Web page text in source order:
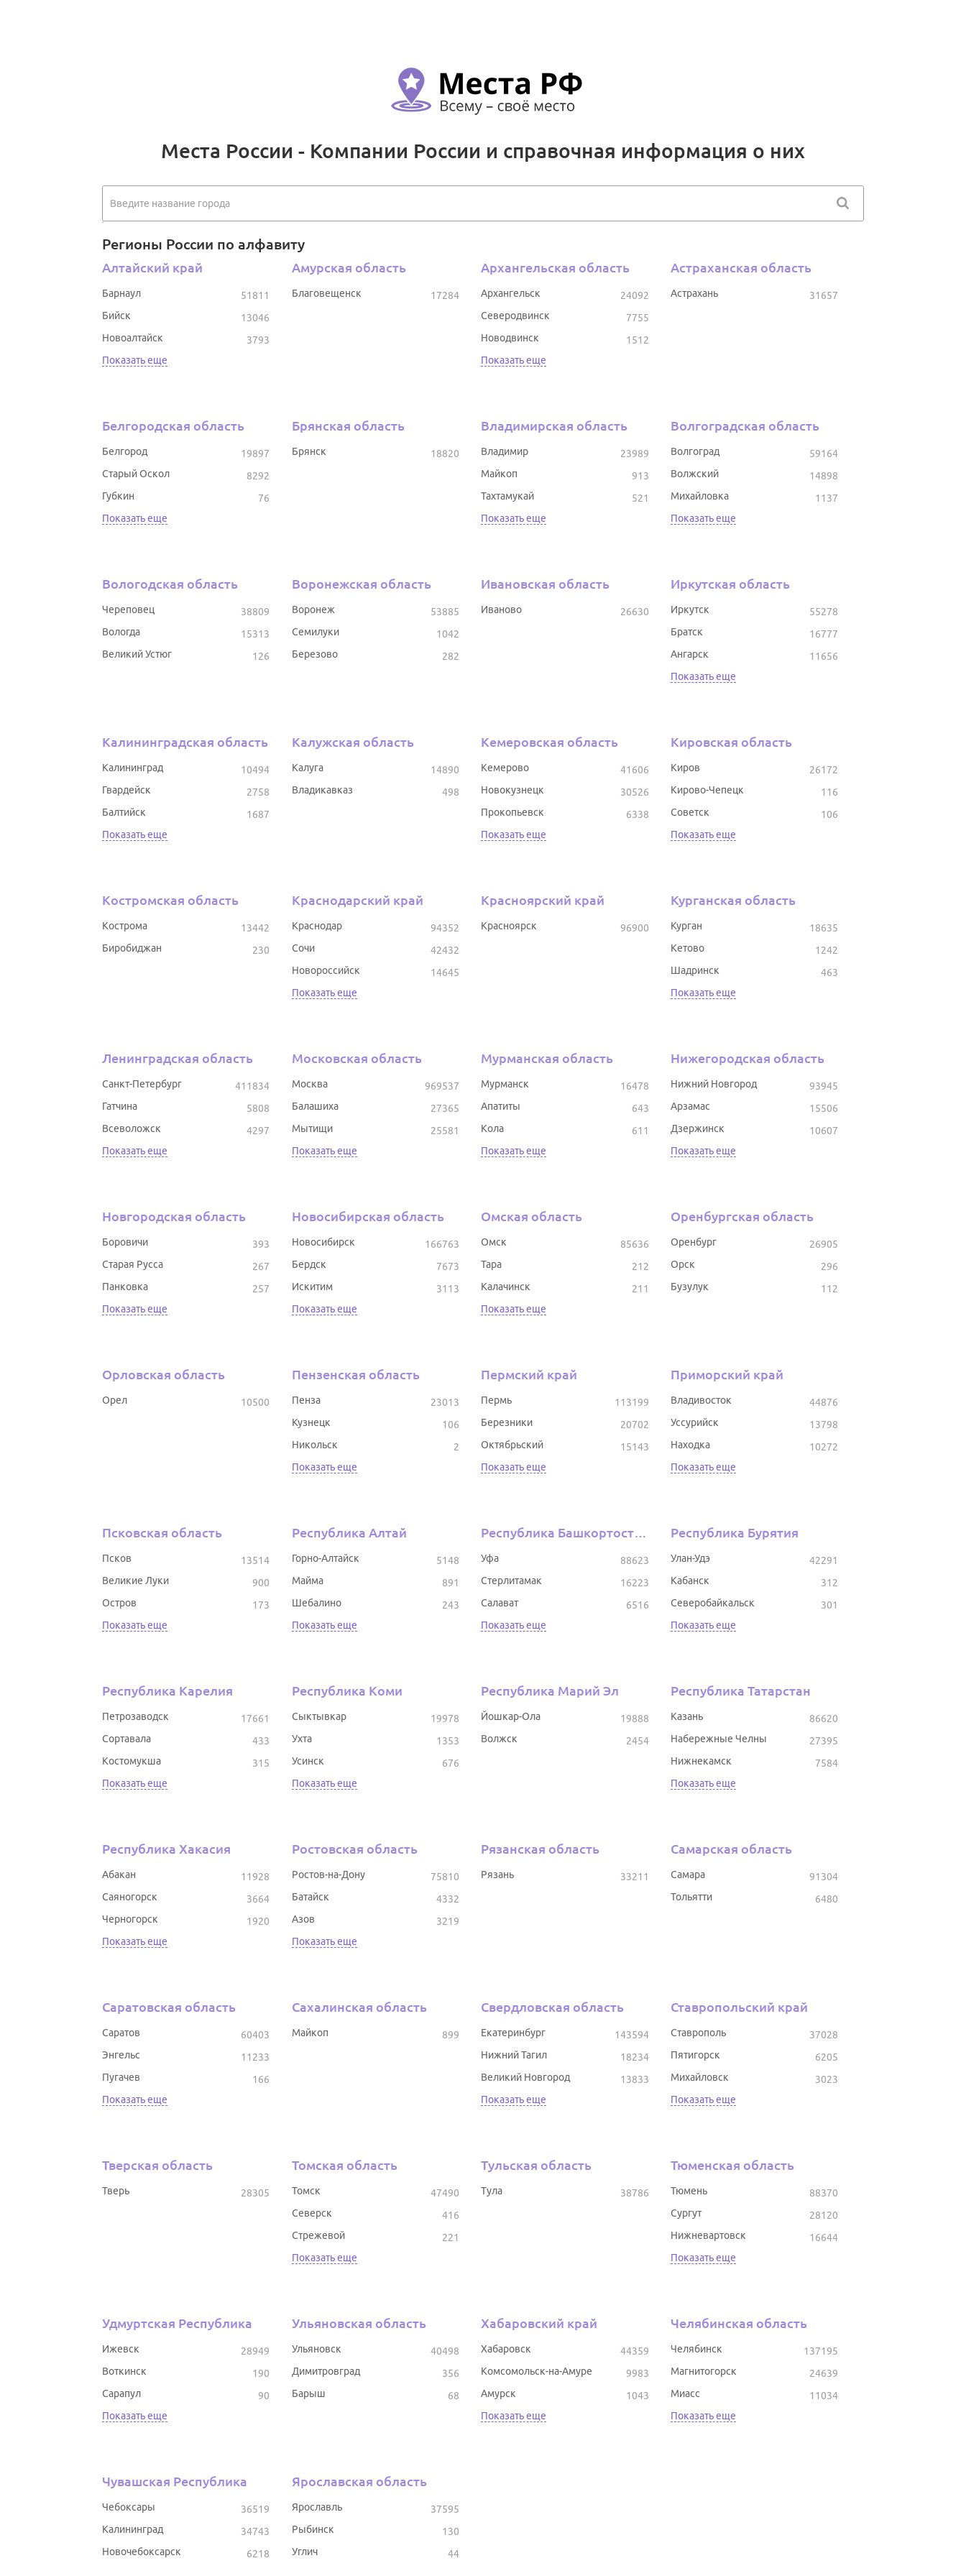
Места России - Компании России и справочная информация о них
Регионы России по алфавиту
Алтайский край
51811
Барнаул
13046
Бийск
3793
Новоалтайск
Показать еще
Амурская область
17284
Благовещенск
Архангельская область
24092
Архангельск
7755
Северодвинск
1512
Новодвинск
Показать еще
Астраханская область
31657
Астрахань
Белгородская область
19897
Белгород
8292
Старый Оскол
76
Губкин
Показать еще
Брянская область
18820
Брянск
Владимирская область
23989
Владимир
913
Майкоп
521
Тахтамукай
Показать еще
Волгоградская область
59164
Волгоград
14898
Волжский
1137
Михайловка
Показать еще
Вологодская область
38809
Череповец
15313
Вологда
126
Великий Устюг
Воронежская область
53885
Воронеж
1042
Семилуки
282
Березово
Ивановская область
26630
Иваново
Иркутская область
55278
Иркутск
16777
Братск
11656
Ангарск
Показать еще
Калининградская область
10494
Калининград
2758
Гвардейск
1687
Балтийск
Показать еще
Калужская область
14890
Калуга
498
Владикавказ
Кемеровская область
41606
Кемерово
30526
Новокузнецк
6338
Прокопьевск
Показать еще
Кировская область
26172
Киров
116
Кирово-Чепецк
106
Советск
Показать еще
Костромская область
13442
Кострома
230
Биробиджан
Краснодарский край
94352
Краснодар
42432
Сочи
14645
Новороссийск
Показать еще
Красноярский край
96900
Красноярск
Курганская область
18635
Курган
1242
Кетово
463
Шадринск
Показать еще
Ленинградская область
411834
Санкт-Петербург
5808
Гатчина
4297
Всеволожск
Показать еще
Московская область
969537
Москва
27365
Балашиха
25581
Мытищи
Показать еще
Мурманская область
16478
Мурманск
643
Апатиты
611
Кола
Показать еще
Нижегородская область
93945
Нижний Новгород
15506
Арзамас
10607
Дзержинск
Показать еще
Новгородская область
393
Боровичи
267
Старая Русса
257
Панковка
Показать еще
Новосибирская область
166763
Новосибирск
7673
Бердск
3113
Искитим
Показать еще
Омская область
85636
Омск
212
Тара
211
Калачинск
Показать еще
Оренбургская область
26905
Оренбург
296
Орск
112
Бузулук
Орловская область
10500
Орел
Пензенская область
23013
Пенза
106
Кузнецк
2
Никольск
Показать еще
Пермский край
113199
Пермь
20702
Березники
15143
Октябрьский
Показать еще
Приморский край
44876
Владивосток
13798
Уссурийск
10272
Находка
Показать еще
Псковская область
13514
Псков
900
Великие Луки
173
Остров
Показать еще
Республика Алтай
5148
Горно-Алтайск
891
Майма
243
Шебалино
Показать еще
Республика Башкортостан
88623
Уфа
16223
Стерлитамак
6516
Салават
Показать еще
Республика Бурятия
42291
Улан-Удэ
312
Кабанск
301
Северобайкальск
Показать еще
Республика Карелия
17661
Петрозаводск
433
Сортавала
315
Костомукша
Показать еще
Республика Коми
19978
Сыктывкар
1353
Ухта
676
Усинск
Показать еще
Республика Марий Эл
19888
Йошкар-Ола
2454
Волжск
Республика Татарстан
86620
Казань
27395
Набережные Челны
7584
Нижнекамск
Показать еще
Республика Хакасия
11928
Абакан
3664
Саяногорск
1920
Черногорск
Показать еще
Ростовская область
75810
Ростов-на-Дону
4332
Батайск
3219
Азов
Показать еще
Рязанская область
33211
Рязань
Самарская область
91304
Самара
6480
Тольятти
Саратовская область
60403
Саратов
11233
Энгельс
166
Пугачев
Показать еще
Сахалинская область
899
Майкоп
Свердловская область
143594
Екатеринбург
18234
Нижний Тагил
13833
Великий Новгород
Показать еще
Ставропольский край
37028
Ставрополь
6205
Пятигорск
3023
Михайловск
Показать еще
Тверская область
28305
Тверь
Томская область
47490
Томск
416
Северск
221
Стрежевой
Показать еще
Тульская область
38786
Тула
Тюменская область
88370
Тюмень
28120
Сургут
16644
Нижневартовск
Показать еще
Удмуртская Республика
28949
Ижевск
190
Воткинск
90
Сарапул
Показать еще
Ульяновская область
40498
Ульяновск
356
Димитровград
68
Барыш
Хабаровский край
44359
Хабаровск
9983
Комсомольск-на-Амуре
1043
Амурск
Показать еще
Челябинская область
137195
Челябинск
24639
Магнитогорск
11034
Миасс
Показать еще
Чувашская Республика
36519
Чебоксары
34743
Калининград
6218
Новочебоксарск
Ярославская область
37595
Ярославль
130
Рыбинск
44
Углич